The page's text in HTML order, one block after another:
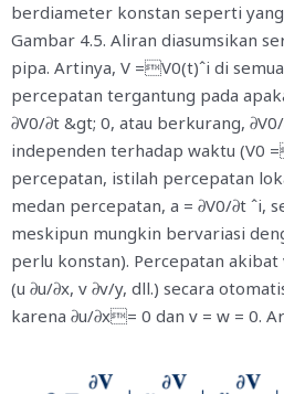
berdiameter konstan seperti
Gambar 4.5. Aliran diasumsikan
pipa. Artinya, V =V0(t)ˆi di
percepatan tergantung pada
𝜕V0/𝜕t &gt; 0, atau berkurang,
independen terhadap waktu (V0
percepatan, istilah percepatan
medan percepatan, a = 𝜕V0/𝜕t ˆi,
meskipun mungkin bervariasi
perlu konstan). Percepatan akibat
(u 𝜕u/𝜕x, v 𝜕v/y, dll.) secara
karena 𝜕u/𝜕x= 0 dan v = w = 0.